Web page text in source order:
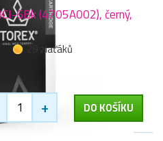
6Bk (4705A002), černý,
29 zlaťáků
+ DO KOŠÍKU